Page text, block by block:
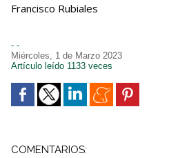
Francisco Rubiales
- -
Miércoles, 1 de Marzo 2023
Artículo leído 1133 veces
COMENTARIOS: